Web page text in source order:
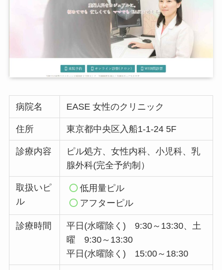
病院名 EASE 女性のクリニック
住所 東京都中央区入船1-1-24 5F
診療内容
ピル処方、女性内科、小児科、乳
腺外科(完全予約制）
取扱いピ
ル
低用量ピル
アフターピル
診療時間
平日(水曜除く) 9:30～13:30、土
曜 9:30～13:30
平日(水曜除く) 15:00～18:30